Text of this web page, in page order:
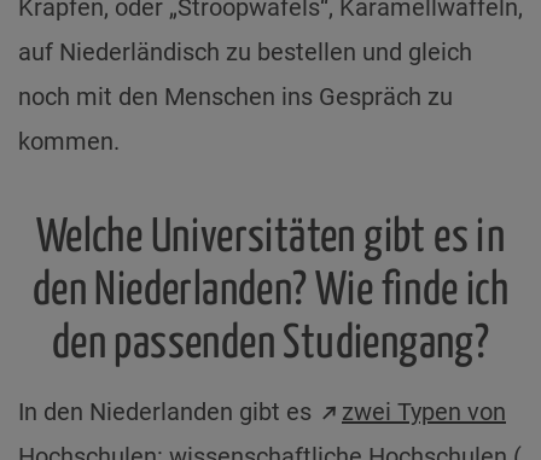
Krapfen, oder „Stroopwafels“, Karamellwaffeln,
auf Niederländisch zu bestellen und gleich
noch mit den Menschen ins Gespräch zu
kommen.
Welche Universitäten gibt es in
den Niederlanden? Wie finde ich
den passenden Studiengang?
In den Niederlanden gibt es
zwei Typen von